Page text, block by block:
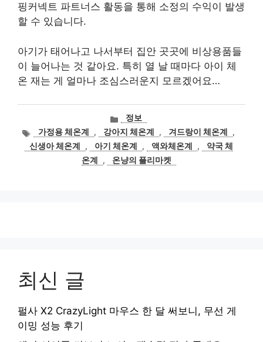
핑커넥트 파트너스 활동을 통해 소정의 수익이 발생
할 수 있습니다.
아기가 태어나고 나서부터 집안 곳곳에 비상용품들
이 늘어나는 것 같아요. 특히 열 날 때마다 아이 체
온 재는 게 얼마나 조심스러운지 모르겠어요…
카
테
고
리
정보
태
그
가정용 체온계 , 강아지 체온계 , 겨드랑이 체온계
,
신생아 체온계
, 아기 체온계 , 액와체온계 ,
약국 체
온계
, 온냥의 플리마켓
최신 글
펄사 X2 CrazyLight 마우스 한 달 써보니, 무선 게
이밍 성능 후기